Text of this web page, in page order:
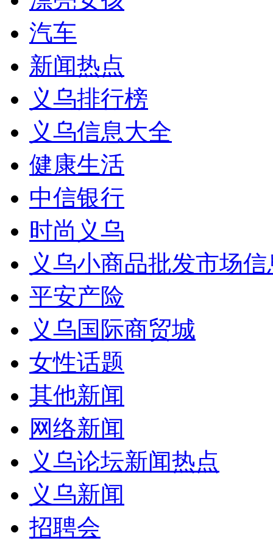
汽车
新闻热点
义乌排行榜
义乌信息大全
健康生活
中信银行
时尚义乌
义乌小商品批发市场
平安产险
义乌国际商贸城
女性话题
其他新闻
网络新闻
义乌论坛新闻热点
义乌新闻
招聘会